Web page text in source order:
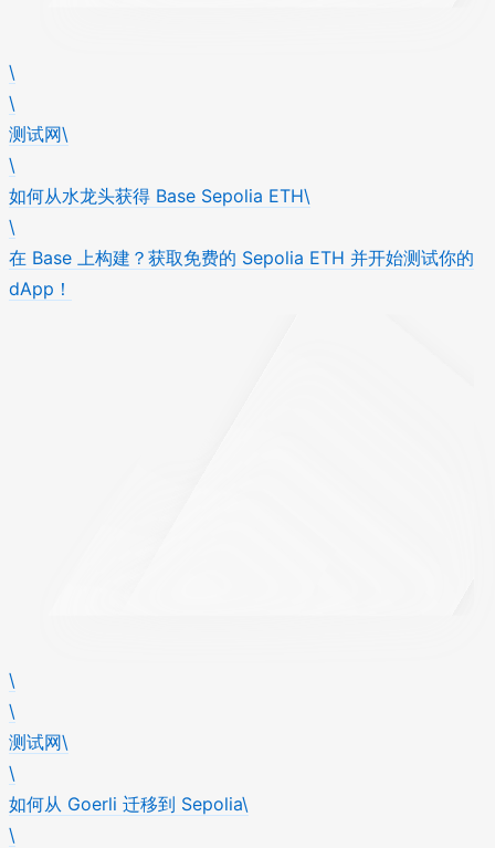
\
\
测试网\
\
如何从水龙头获得 Base Sepolia ETH\
\
在 Base 上构建？获取免费的 Sepolia ETH 并开始测试你的
dApp！
\
\
测试网\
\
如何从 Goerli 迁移到 Sepolia\
\